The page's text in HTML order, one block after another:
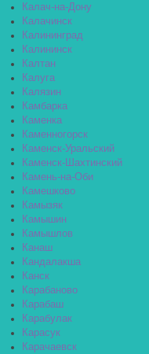
Калач-на-Дону
Калачинск
Калининград
Калининск
Калтан
Калуга
Калязин
Камбарка
Каменка
Каменногорск
Каменск-Уральский
Каменск-Шахтинский
Камень-на-Оби
Камешково
Камызяк
Камышин
Камышлов
Канаш
Кандалакша
Канск
Карабаново
Карабаш
Карабулак
Карасук
Карачаевск